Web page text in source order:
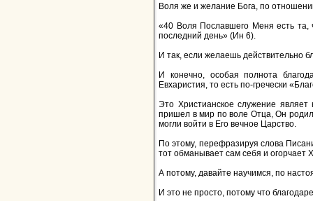
Воля же и желание Бога, по
«40 Воля Пославшего Меня есть
последний день» (Ин 6).
И так, если желаешь действительно
И конечно, особая полнота
Евхаристия, то есть по-гречески
Это Христианское служение
пришел в мир по воле Отца, Он
могли войти в Его вечное Царство.
По этому, перефразируя слова
тот обманывает сам себя и огорчает
А потому, давайте научимся, по
И это не просто, потому что